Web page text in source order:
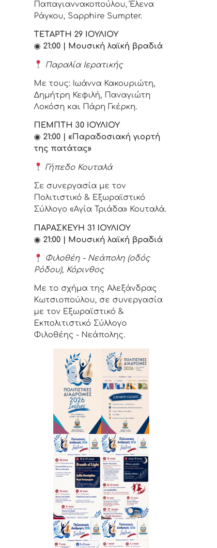
Παπαγιαννακοπούλου, Έλενα
Ράγκου, Sapphire Sumpter.
ΤΕΤΑΡΤΗ 29 ΙΟΥΛΙΟΥ
◉ 21:00 | Μουσική λαϊκή βραδιά
Παραλία Ιερατικής
Με τους: Ιωάννα Κακουριώτη,
Δημήτρη Κεφιλή, Παναγιώτη
Λοκόση και Πάρη Γκέρκη.
ΠΕΜΠΤΗ 30 ΙΟΥΛΙΟΥ
◉ 21:00 | «Παραδοσιακή γιορτή
της πατάτας»
Γήπεδο Κουταλά
Σε συνεργασία με τον
Πολιτιστικό & Εξωραϊστικό
Σύλλογο «Αγία Τριάδα» Κουταλά.
ΠΑΡΑΣΚΕΥΗ 31 ΙΟΥΛΙΟΥ
◉ 21:00 | Μουσική λαϊκή βραδιά
Φιλοθέη - Νεάπολη (οδός
Ρόδου), Κόρινθος
Με το σχήμα της Αλεξάνδρας
Κωτσιοπούλου, σε συνεργασία
με τον Εξωραϊστικό &
Εκπολιτιστικό Σύλλογο
Φιλοθέης - Νεάπολης.